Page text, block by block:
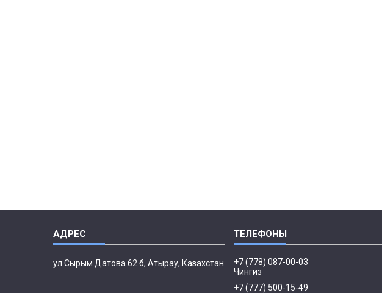
ул.Сырым Датова 62 б, Атырау, Казахстан
+7 (778) 087-00-03
Чингиз
+7 (777) 500-15-49